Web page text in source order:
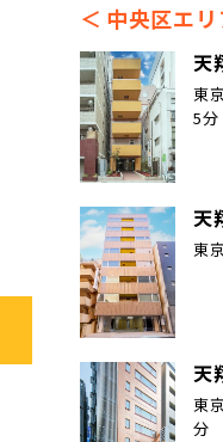
中央区エ
天
東
5分
天
東
天
東
分